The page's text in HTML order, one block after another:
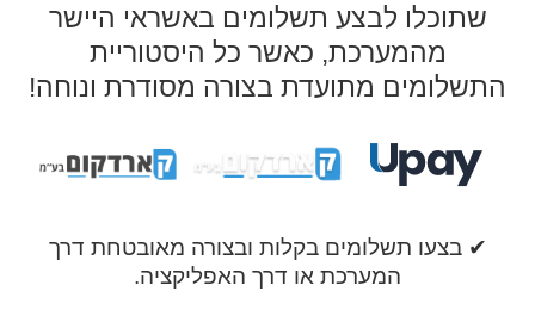
שתוכלו לבצע תשלומים באשראי היישר
מהמערכת, כאשר כל היסטוריית
התשלומים מתועדת בצורה מסודרת ונוחה!
✔ בצעו תשלומים בקלות ובצורה מאובטחת דרך
המערכת או דרך האפליקציה.